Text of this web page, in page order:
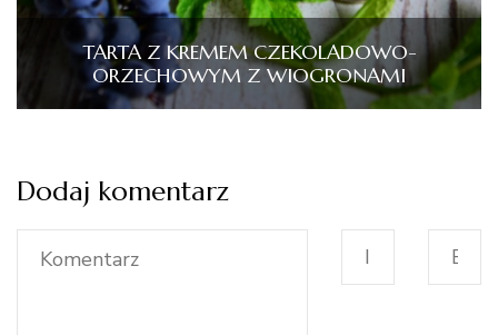
TARTA Z KREMEM CZEKOLADOWO-
ORZECHOWYM Z WIOGRONAMI
Dodaj komentarz